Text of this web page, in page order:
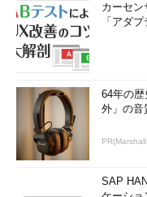
カーセン
「アダ
64年の
外」の音
SAP